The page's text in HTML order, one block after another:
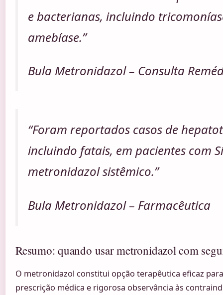
e bacterianas, incluindo
amebíase.”
Bula Metronidazol – Consulta
“Foram reportados casos de
incluindo fatais, em pacientes com
metronidazol sistêmico.”
Bula Metronidazol – Farmacêutica
Resumo: quando usar metronidazol com
O metronidazol constitui opção terapêutica eficaz
prescrição médica e rigorosa observância às